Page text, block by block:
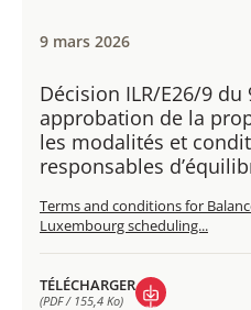
9 mars 2026
Décision ILR/E26/9
approbation de la
les modalités et
responsables
Terms and conditions for
Luxembourg scheduling...
TÉLÉCHARGER
(PDF / 155,4 Ko)